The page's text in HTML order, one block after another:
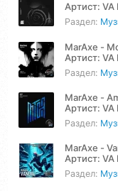
Артист: VA Название: MarAxe - Bagman EP
Раздел:
MarAxe -
Артист: VA Название: MarAxe - Monster (2025)
Раздел:
MarAxe -
Артист: VA Название: MarAxe - Amnesia (2025)
Раздел:
MarAxe -
Артист: VA Название: MarAxe - Vandal (2024)
Раздел: